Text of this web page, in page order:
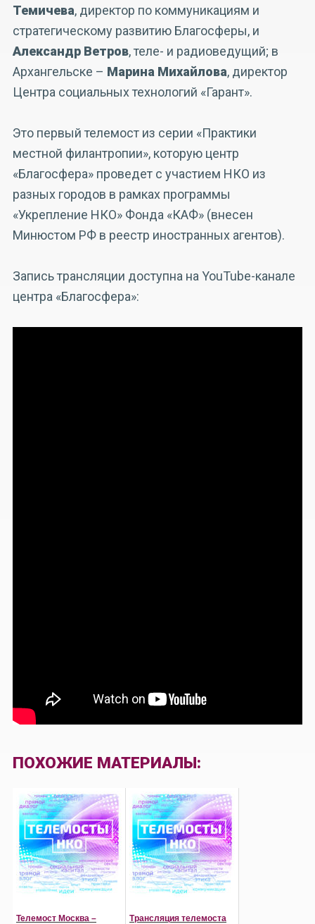
Темичева, директор по коммуникациям и
стратегическому развитию Благосферы, и
Александр Ветров, теле- и радиоведущий; в
Архангельске – Марина Михайлова, директор
Центра социальных технологий «Гарант».
Это первый телемост из серии «Практики
местной филантропии», которую центр
«Благосфера» проведет с участием НКО из
разных городов в рамках программы
«Укрепление НКО» Фонда «КАФ» (внесен
Минюстом РФ в реестр иностранных агентов).
Запись трансляции доступна на YouTube-канале
центра «Благосфера»:
ПОХОЖИЕ МАТЕРИАЛЫ:
Телемост Москва –
Трансляция телемоста